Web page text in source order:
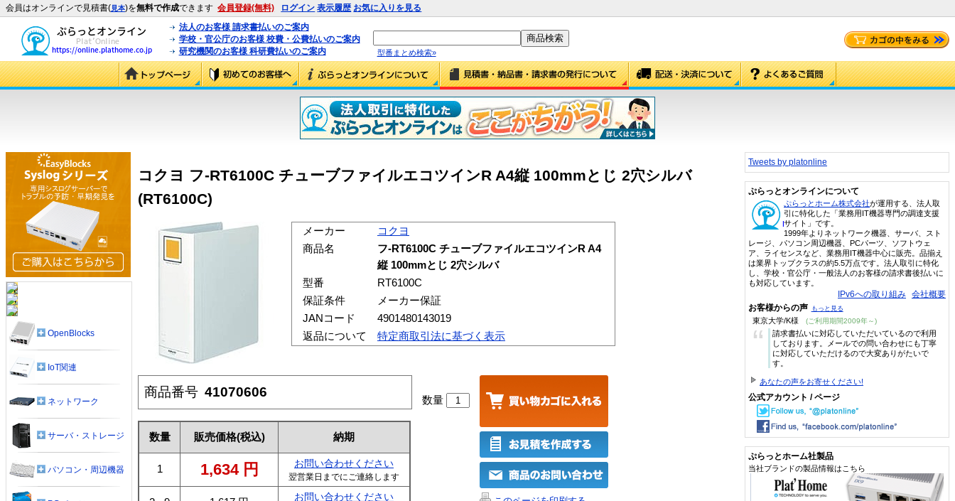
会員はオンラインで見積書(見本)を無料で作成できます 会員登録(無料) ログイン 表示履歴 お気に入りを見る
法人のお客様 請求書払いのご案内
学校・官公庁のお客様 校費・公費払いのご案内
研究機関のお客様 科研費払いのご案内
型番まとめ検索»
コクヨ フ-RT6100C チューブファイルエコツインR A4縦 100mmとじ 2穴シルバ
(RT6100C)
メーカー
コクヨ
商品名
フ-RT6100C チューブファイルエコツインR A4
縦 100mmとじ 2穴シルバ
型番
RT6100C
保証条件
メーカー保証
JANコード
4901480143019
返品について
特定商取引法に基づく表示
商品番号 41070606
数量 販売価格(税込) 納期
1 1,634 円 お問い合わせください
翌営業日までにご連絡します
お問い合わせください
数量
OpenBlocks
IoT関連
ネットワーク
サーバ・ストレージ
パソコン・周辺機器
Tweets by platonline
ぷらっとオンラインについて
ぷらっとホーム株式会社が運用する、法人取
引に特化した「業務用IT機器専門の調達支援
サイト」です。
1999年よりネットワーク機器、サーバ、スト
レージ、パソコン周辺機器、PCパーツ、ソフトウェ
ア、ライセンスなど、業務用IT機器中心に販売。品揃え
は業界トップクラスの約5.5万点です。法人取引に特化
し、学校・官公庁・一般法人のお客様の請求書後払いに
も対応しています。
IPv6への取り組み 会社概要
お客様からの声 もっと見る
東京大学/K様 (ご利用期間2009年～)
“
請求書払いに対応していただいているので利用
しております。メールでの問い合わせにも丁寧
に対応していただけるので大変ありがたいで
す。
あなたの声をお寄せください!
公式アカウント / ページ
ぷらっとホーム社製品
当社ブランドの製品情報はこちら